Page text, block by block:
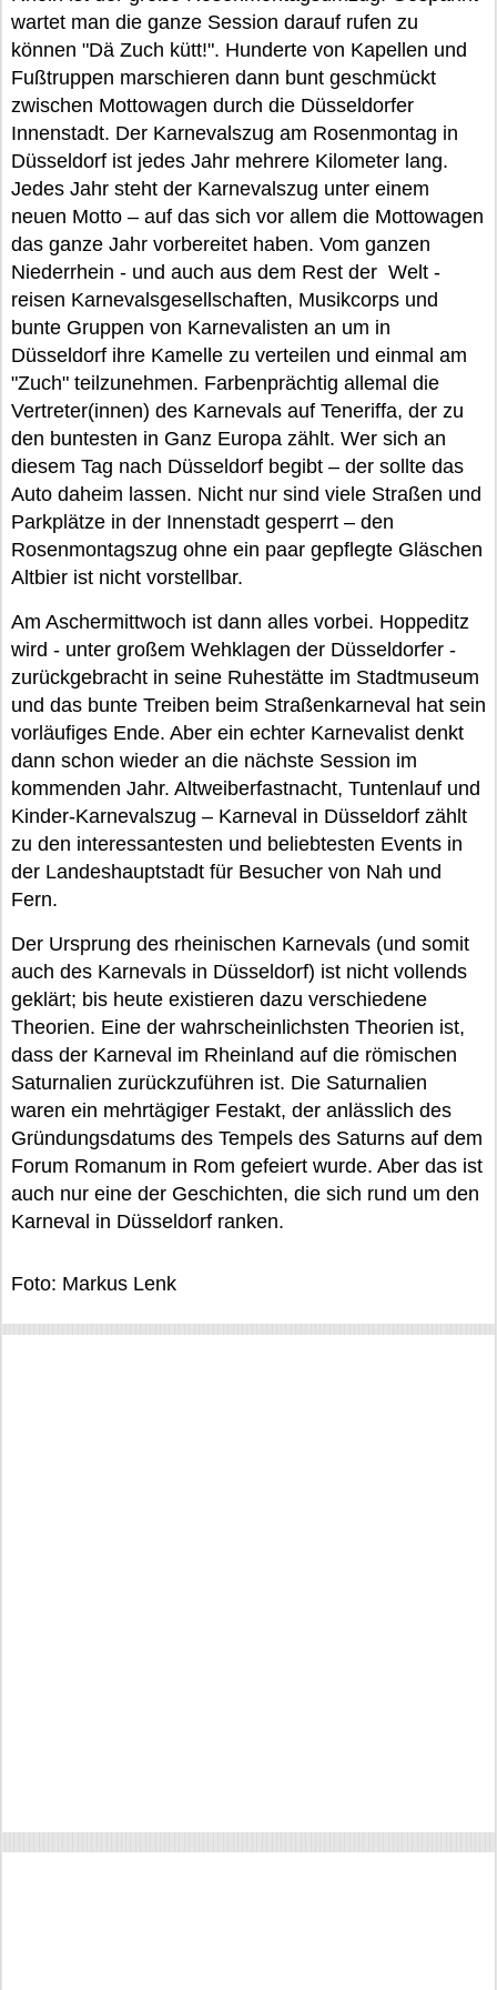
wartet man die ganze Session darauf rufen zu
können "Dä Zuch kütt!". Hunderte von Kapellen und
Fußtruppen marschieren dann bunt geschmückt
zwischen Mottowagen durch die Düsseldorfer
Innenstadt. Der Karnevalszug am Rosenmontag in
Düsseldorf ist jedes Jahr mehrere Kilometer lang.
Jedes Jahr steht der Karnevalszug unter einem
neuen Motto – auf das sich vor allem die Mottowagen
das ganze Jahr vorbereitet haben. Vom ganzen
Niederrhein - und auch aus dem Rest der Welt -
reisen Karnevalsgesellschaften, Musikcorps und
bunte Gruppen von Karnevalisten an um in
Düsseldorf ihre Kamelle zu verteilen und einmal am
"Zuch" teilzunehmen. Farbenprächtig allemal die
Vertreter(innen) des Karnevals auf Teneriffa, der zu
den buntesten in Ganz Europa zählt. Wer sich an
diesem Tag nach Düsseldorf begibt – der sollte das
Auto daheim lassen. Nicht nur sind viele Straßen und
Parkplätze in der Innenstadt gesperrt – den
Rosenmontagszug ohne ein paar gepflegte Gläschen
Altbier ist nicht vorstellbar.
Am Aschermittwoch ist dann alles vorbei. Hoppeditz
wird - unter großem Wehklagen der Düsseldorfer -
zurückgebracht in seine Ruhestätte im Stadtmuseum
und das bunte Treiben beim Straßenkarneval hat sein
vorläufiges Ende. Aber ein echter Karnevalist denkt
dann schon wieder an die nächste Session im
kommenden Jahr. Altweiberfastnacht, Tuntenlauf und
Kinder-Karnevalszug – Karneval in Düsseldorf zählt
zu den interessantesten und beliebtesten Events in
der Landeshauptstadt für Besucher von Nah und
Fern.
Der Ursprung des rheinischen Karnevals (und somit
auch des Karnevals in Düsseldorf) ist nicht vollends
geklärt; bis heute existieren dazu verschiedene
Theorien. Eine der wahrscheinlichsten Theorien ist,
dass der Karneval im Rheinland auf die römischen
Saturnalien zurückzuführen ist. Die Saturnalien
waren ein mehrtägiger Festakt, der anlässlich des
Gründungsdatums des Tempels des Saturns auf dem
Forum Romanum in Rom gefeiert wurde. Aber das ist
auch nur eine der Geschichten, die sich rund um den
Karneval in Düsseldorf ranken.
Foto: Markus Lenk